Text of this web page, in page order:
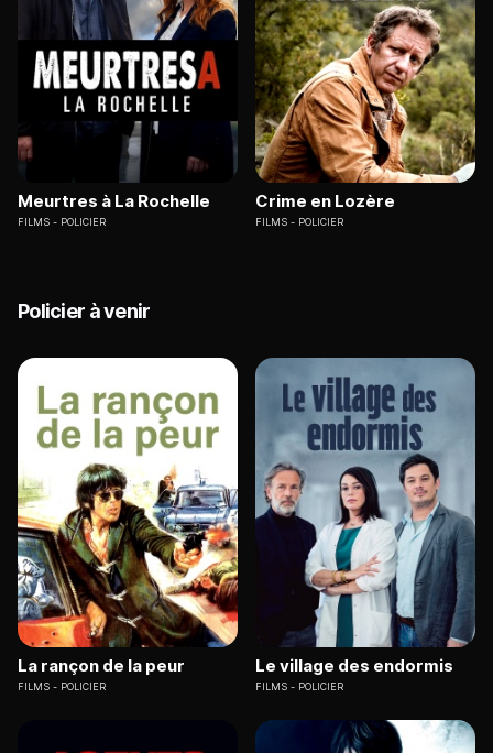
Meurtres à La Rochelle
FILMS POLICIER
Crime en Lozère
FILMS POLICIER
Policier à venir
La rançon de la peur
FILMS POLICIER
Le village des endormis
FILMS POLICIER